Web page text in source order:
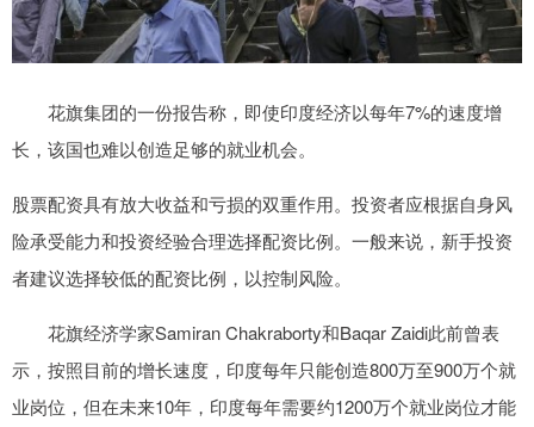
花旗集团的一份报告称，即使印度经济以每年7%的速度增
长，该国也难以创造足够的就业机会。
股票配资具有放大收益和亏损的双重作用。投资者应根据自身风
险承受能力和投资经验合理选择配资比例。一般来说，新手投资
者建议选择较低的配资比例，以控制风险。
花旗经济学家Samiran Chakraborty和Baqar Zaidi此前曾表
示，按照目前的增长速度，印度每年只能创造800万至900万个就
业岗位，但在未来10年，印度每年需要约1200万个就业岗位才能